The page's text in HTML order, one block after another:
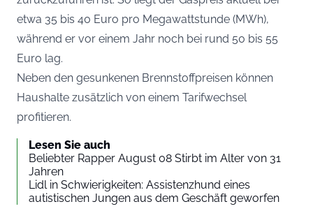
etwa 35 bis 40 Euro pro Megawattstunde (MWh),
während er vor einem Jahr noch bei rund 50 bis 55
Euro lag.
Neben den gesunkenen Brennstoffpreisen können
Haushalte zusätzlich von einem Tarifwechsel
profitieren.
Lesen Sie auch
Beliebter Rapper August 08 Stirbt im Alter von 31
Jahren
Lidl in Schwierigkeiten: Assistenzhund eines
autistischen Jungen aus dem Geschäft geworfen